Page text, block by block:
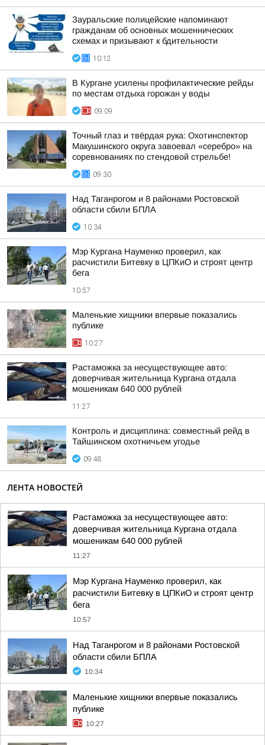
Зауральские полицейские напоминают
гражданам об основных мошеннических
схемах и призывают к бдительности
10:12
В Кургане усилены профилактические рейды
по местам отдыха горожан у воды
09:09
Точный глаз и твёрдая рука: Охотинспектор
Макушинского округа завоевал «серебро» на
соревнованиях по стендовой стрельбе!
09:30
Над Таганрогом и 8 районами Ростовской
области сбили БПЛА
10:34
Мэр Кургана Науменко проверил, как
расчистили Битевку в ЦПКиО и строят центр
бега
10:57
Маленькие хищники впервые показались
публике
10:27
Растаможка за несуществующее авто:
доверчивая жительница Кургана отдала
мошеникам 640 000 рублей
11:27
Контроль и дисциплина: совместный рейд в
Тайшинском охотничьем угодье
09:48
ЛЕНТА НОВОСТЕЙ
Растаможка за несуществующее авто:
доверчивая жительница Кургана отдала
мошеникам 640 000 рублей
11:27
Мэр Кургана Науменко проверил, как
расчистили Битевку в ЦПКиО и строят центр
бега
10:57
Над Таганрогом и 8 районами Ростовской
области сбили БПЛА
10:34
Маленькие хищники впервые показались
публике
10:27